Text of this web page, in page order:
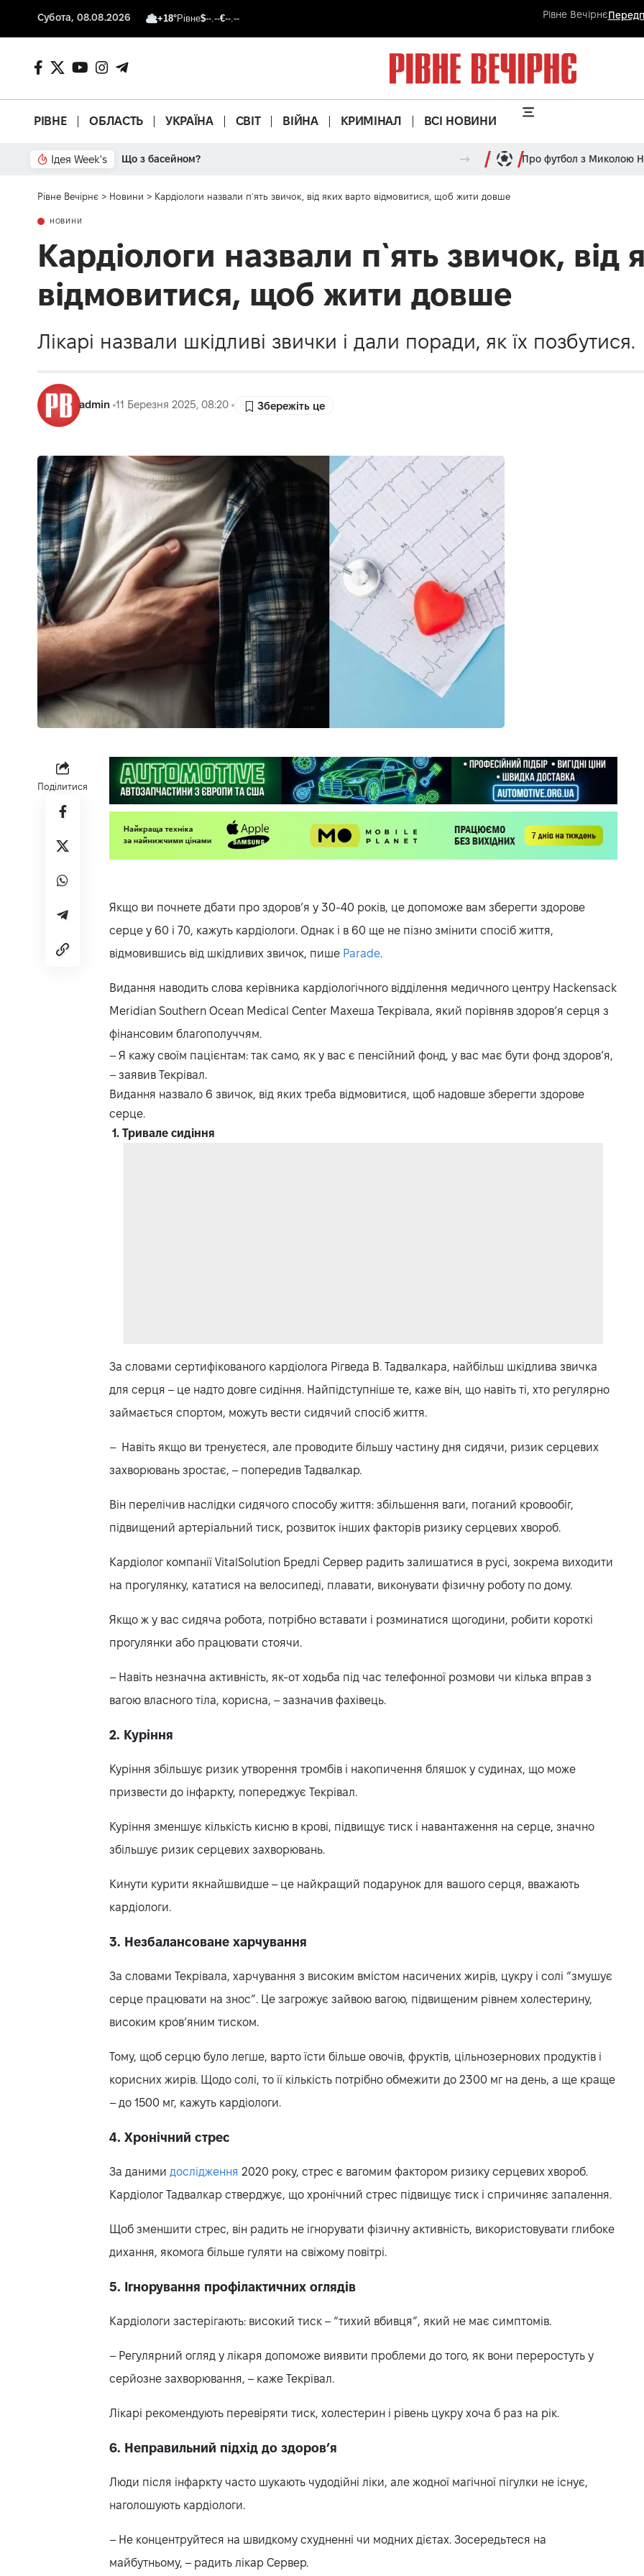
Субота, 08.08.2026 +18°Рівне$--.--€--.-- Рівне Вечірнє
РІВНЕ ОБЛАСТЬ УКРАЇНА СВІТ ВІЙНА КРИМІНАЛ ВСІ НОВИНИ
Ідея Week's Що з басейном? Про футбол з Миколою
Рівне Вечірнє > Новини > Кардіологи назвали п`ять звичок, від яких варто відмовитися, щоб жити довше
НОВИНИ
Кардіологи назвали п`ять звичок, від
відмовитися, щоб жити довше
Лікарі назвали шкідливі звички і дали поради, як їх позбутися.
admin 11 Березня 2025, 08:20
Поділитися
Якщо ви почнете дбати про здоров’я у 30-40 років, це допоможе вам зберегти здорове
серце у 60 і 70, кажуть кардіологи. Однак і в 60 ще не пізно змінити спосіб життя,
відмовившись від шкідливих звичок, пише Parade.
Видання наводить слова керівника кардіологічного відділення медичного центру Hackensack
Meridian Southern Ocean Medical Center Махеша Текрівала, який порівняв здоров’я серця з
фінансовим благополуччям.
– Я кажу своїм пацієнтам: так само, як у вас є пенсійний фонд, у вас має бути фонд здоров’я,
– заявив Текрівал.
Видання назвало 6 звичок, від яких треба відмовитися, щоб надовше зберегти здорове
серце.
1. Тривале сидіння
За словами сертифікованого кардіолога Рігведа В. Тадвалкара, найбільш шкідлива звичка
для серця – це надто довге сидіння. Найпідступніше те, каже він, що навіть ті, хто регулярно
займається спортом, можуть вести сидячий спосіб життя.
– Навіть якщо ви тренуєтеся, але проводите більшу частину дня сидячи, ризик серцевих
захворювань зростає, – попередив Тадвалкар.
Він перелічив наслідки сидячого способу життя: збільшення ваги, поганий кровообіг,
підвищений артеріальний тиск, розвиток інших факторів ризику серцевих хвороб.
Кардіолог компанії VitalSolution Бредлі Сервер радить залишатися в русі, зокрема виходити
на прогулянку, кататися на велосипеді, плавати, виконувати фізичну роботу по дому.
Якщо ж у вас сидяча робота, потрібно вставати і розминатися щогодини, робити короткі
прогулянки або працювати стоячи.
– Навіть незначна активність, як-от ходьба під час телефонної розмови чи кілька вправ з
вагою власного тіла, корисна, – зазначив фахівець.
2. Куріння
Куріння збільшує ризик утворення тромбів і накопичення бляшок у судинах, що може
призвести до інфаркту, попереджує Текрівал.
Куріння зменшує кількість кисню в крові, підвищує тиск і навантаження на серце, значно
збільшує ризик серцевих захворювань.
Кинути курити якнайшвидше – це найкращий подарунок для вашого серця, вважають
кардіологи.
3. Незбалансоване харчування
За словами Текрівала, харчування з високим вмістом насичених жирів, цукру і солі “змушує
серце працювати на знос”. Це загрожує зайвою вагою, підвищеним рівнем холестерину,
високим кров’яним тиском.
Тому, щоб серцю було легше, варто їсти більше овочів, фруктів, цільнозернових продуктів і
корисних жирів. Щодо солі, то її кількість потрібно обмежити до 2300 мг на день, а ще краще
– до 1500 мг, кажуть кардіологи.
4. Хронічний стрес
За даними дослідження 2020 року, стрес є вагомим фактором ризику серцевих хвороб.
Кардіолог Тадвалкар стверджує, що хронічний стрес підвищує тиск і спричиняє запалення.
Щоб зменшити стрес, він радить не ігнорувати фізичну активність, використовувати глибоке
дихання, якомога більше гуляти на свіжому повітрі.
5. Ігнорування профілактичних оглядів
Кардіологи застерігають: високий тиск – “тихий вбивця”, який не має симптомів.
– Регулярний огляд у лікаря допоможе виявити проблеми до того, як вони переростуть у
серйозне захворювання, – каже Текрівал.
Лікарі рекомендують перевіряти тиск, холестерин і рівень цукру хоча б раз на рік.
6. Неправильний підхід до здоров’я
Люди після інфаркту часто шукають чудодійні ліки, але жодної магічної пігулки не існує,
наголошують кардіологи.
– Не концентруйтеся на швидкому схудненні чи модних дієтах. Зосередьтеся на
майбутньому, – радить лікар Сервер.